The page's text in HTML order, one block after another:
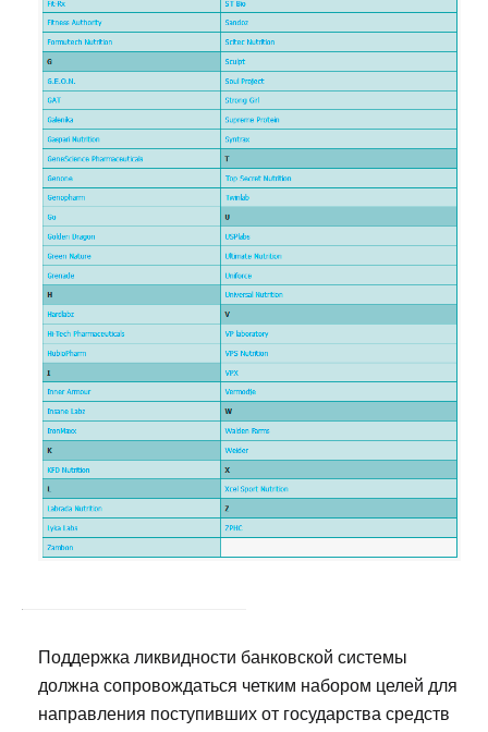
Поддержка ликвидности банковской системы
должна сопровождаться четким набором целей для
направления поступивших от государства средств